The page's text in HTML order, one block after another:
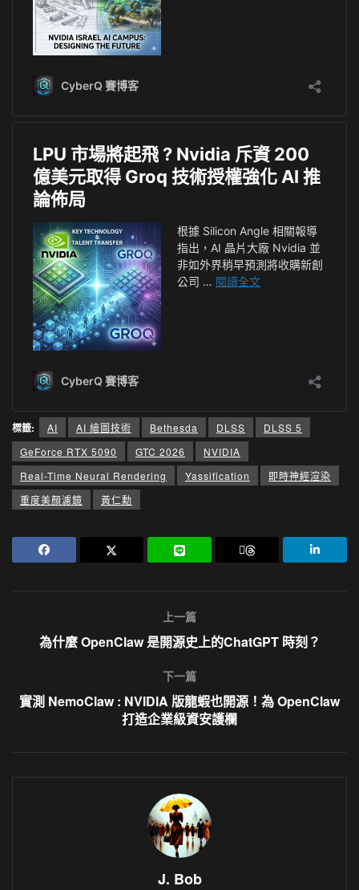
標籤: AI AI 繪圖技術 Bethesda DLSS
DLSS 5
GeForce RTX 5090
GTC 2026
NVIDIA
Real-Time Neural Rendering
Yassification
即時神經渲染
重度美顏濾鏡
黃仁勳
上一篇
為什麼 OpenClaw 是開源史上的ChatGPT 時刻？
下一篇
實測 NemoClaw : NVIDIA 版龍蝦也開源！為 OpenClaw
打造企業級資安護欄
J. Bob